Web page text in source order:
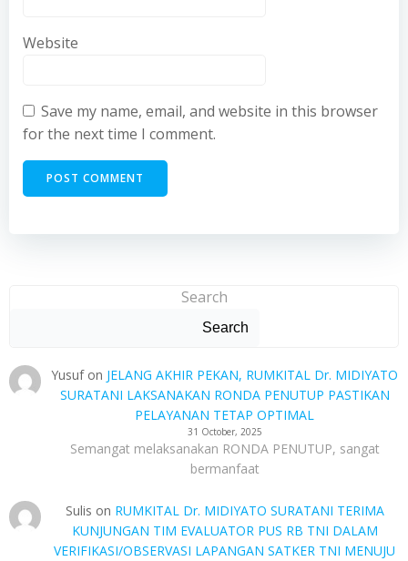
Website
Save my name, email, and website in this browser
for the next time I comment.
Search
Search
Yusufon JELANG AKHIR PEKAN, RUMKITAL Dr. MIDIYATO
SURATANI LAKSANAKAN RONDA PENUTUP PASTIKAN
PELAYANAN TETAP OPTIMAL
31 October, 2025
Semangat melaksanakan RONDA PENUTUP, sangat
bermanfaat
Sulis on RUMKITAL Dr. MIDIYATO SURATANI TERIMA
KUNJUNGAN TIM EVALUATOR PUS RB TNI DALAM
VERIFIKASI/OBSERVASI LAPANGAN SATKER TNI MENUJU